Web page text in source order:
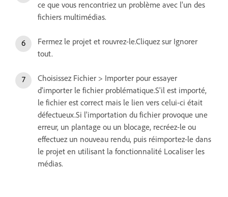
ce que vous rencontriez un problème avec l'un des
fichiers multimédias.
Fermez le projet et rouvrez-le.Cliquez sur Ignorer
tout.
Choisissez Fichier > Importer pour essayer
d'importer le fichier problématique.S'il est importé,
le fichier est correct mais le lien vers celui-ci était
défectueux.Si l'importation du fichier provoque une
erreur, un plantage ou un blocage, recréez-le ou
effectuez un nouveau rendu, puis réimportez-le dans
le projet en utilisant la fonctionnalité Localiser les
médias.